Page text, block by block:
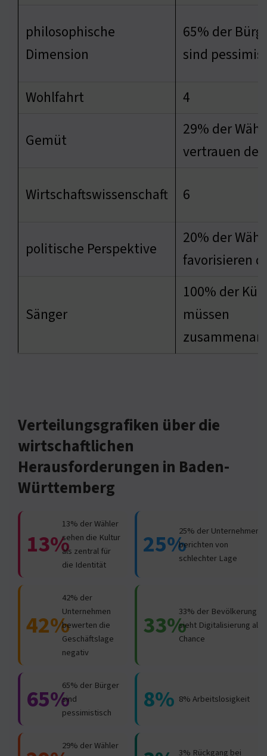
philosophische
Dimension
65% der
sind
Wohlfahrt 4
Gemüt
29% der
vertrauen der
Wirtschaftswissenschaft 6
politische Perspektive
20% der
favorisieren
Sänger
100% der
müssen
Verteilungsgrafiken über die
wirtschaftlichen
Herausforderungen in Baden-
Württemberg
13%
13% der Wähler
sehen die Kultur
als zentral für
die Identität
25%25% der Unternehmen
berichten von
schlechter Lage
42%
42% der
Unternehmen
bewerten die
Geschäftslage
negativ
33%33% der Bevölkerung
sieht Digitalisierung als
Chance
65%65% der Bürger
sind
pessimistisch
8% 8% Arbeitslosigkeit
29% der Wähler
3% Rückgang bei